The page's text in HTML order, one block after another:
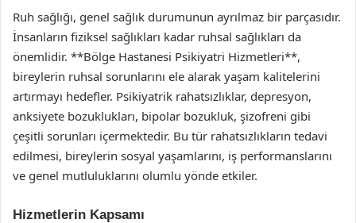
Ruh sağlığı, genel sağlık durumunun ayrılmaz bir parçasıdır.
İnsanların fiziksel sağlıkları kadar ruhsal sağlıkları da
önemlidir. **Bölge Hastanesi Psikiyatri Hizmetleri**,
bireylerin ruhsal sorunlarını ele alarak yaşam kalitelerini
artırmayı hedefler. Psikiyatrik rahatsızlıklar, depresyon,
anksiyete bozuklukları, bipolar bozukluk, şizofreni gibi
çeşitli sorunları içermektedir. Bu tür rahatsızlıkların tedavi
edilmesi, bireylerin sosyal yaşamlarını, iş performanslarını
ve genel mutluluklarını olumlu yönde etkiler.
Hizmetlerin Kapsamı